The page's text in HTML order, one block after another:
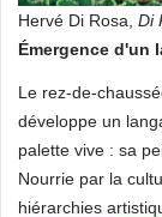
Hervé Di Rosa, Di
Émergence d'un
Le rez-de-
développe un
palette vive : sa
Nourrie par la
hiérarchies